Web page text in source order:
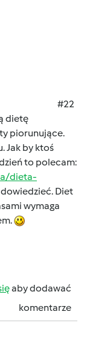
#22
dietę
piorunujące.
Jak by ktoś
to polecam:
dieta-
Diet
wymaga
aby dodawać
komentarze